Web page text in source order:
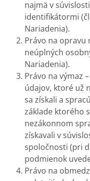
najmä v
identifikátormi
Nariadenia).
Právo na opravu
neúplných
Nariadenia).
Právo na výmaz
údajov, ktoré už
sa získali a
základe ktorého
nezákonnom
získavali v
spoločnosti (pri
podmienok
Právo na